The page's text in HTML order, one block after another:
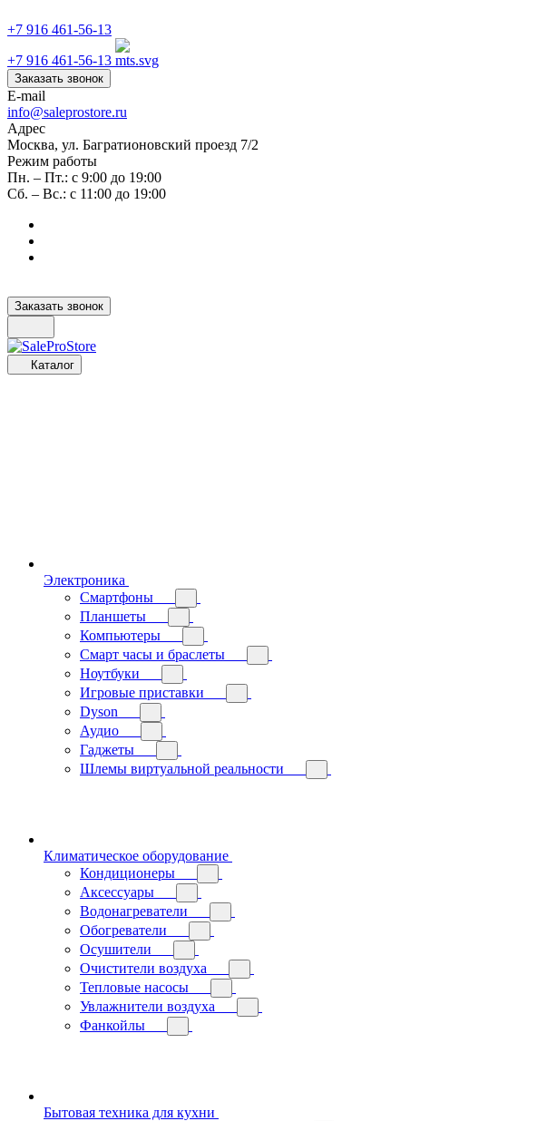
+7 916 461-56-13
+7 916 461-56-13
Заказать звонок
E-mail
info@saleprostore.ru
Адрес
Москва, ул. Багратионовский проезд 7/2
Режим работы
Пн. – Пт.: с 9:00 до 19:00
Сб. – Вс.: с 11:00 до 19:00
Заказать звонок
Каталог
Электроника
Смартфоны
Планшеты
Компьютеры
Смарт часы и браслеты
Ноутбуки
Игровые приставки
Dyson
Аудио
Гаджеты
Шлемы виртуальной реальности
Климатическое оборудование
Кондиционеры
Аксессуары
Водонагреватели
Обогреватели
Осушители
Очистители воздуха
Тепловые насосы
Увлажнители воздуха
Фанкойлы
Бытовая техника для кухни